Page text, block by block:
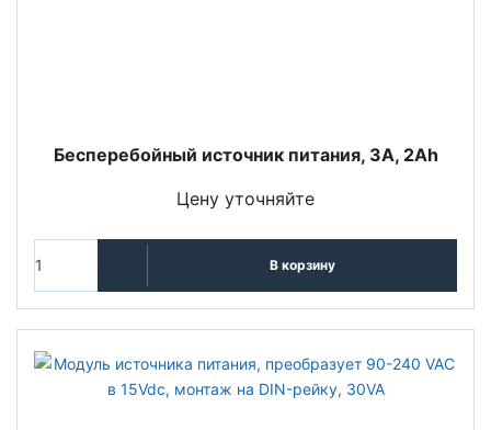
Бесперебойный источник питания, 3A, 2Ah
Цену уточняйте
В корзину